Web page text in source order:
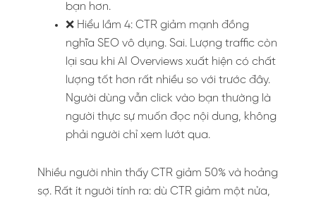
bạn hơn.
❌ Hiểu lầm 4: CTR giảm mạnh đồng
nghĩa SEO vô dụng. Sai. Lượng traffic còn
lại sau khi AI Overviews xuất hiện có chất
lượng tốt hơn rất nhiều so với trước đây.
Người dùng vẫn click vào bạn thường là
người thực sự muốn đọc nội dung, không
phải người chỉ xem lướt qua.
Nhiều người nhìn thấy CTR giảm 50% và hoảng
sợ. Rất ít người tính ra: dù CTR giảm một nửa,